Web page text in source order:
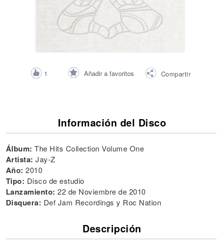
1 Añadir a favoritos Compartir
Información del Disco
Álbum: The Hits Collection Volume One
Artista: Jay-Z
Año: 2010
Tipo: Disco de estudio
Lanzamiento: 22 de Noviembre de 2010
Disquera: Def Jam Recordings y Roc Nation
Descripción